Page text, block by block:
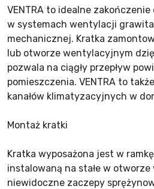
VENTRA to idealne
w systemach wentylacji
mechanicznej. Kratka
lub otworze wentylacyjnym
pozwala na ciągły przepływ
pomieszczenia. VENTRA to
kanałów klimatyzacyjnych w
Montaż kratki
Kratka wyposażona jest w
instalowaną na stałe w
niewidoczne zaczepy